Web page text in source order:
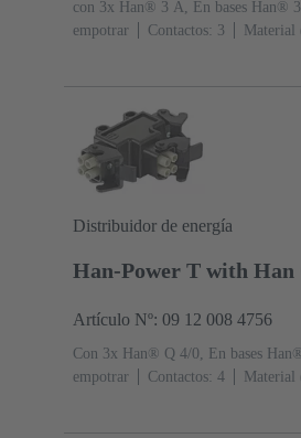
con 3x Han® 3 A, En bases Han®
empotrar
Contactos: 3
Material
Distribuidor de energía
Han-Power T with Han
Artículo Nº: 09 12 008 4756
Con 3x Han® Q 4/0, En bases
empotrar
Contactos: 4
Material